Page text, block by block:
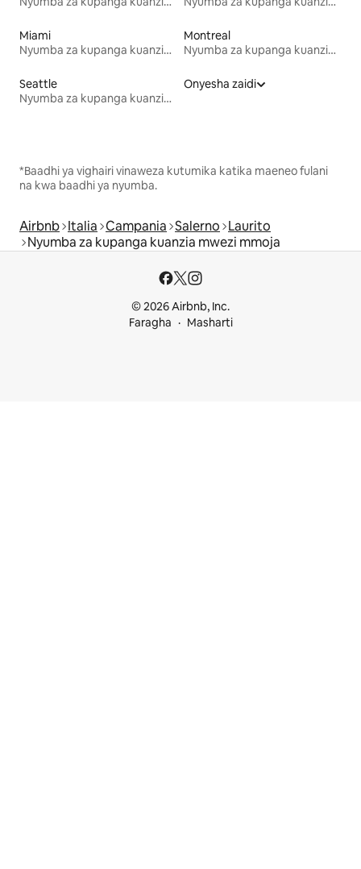
Miami
Nyumba za kupanga kuanzia mwezi mmoja
Montreal
Nyumba za kupanga kuanzia mwezi mmoja
Seattle
Nyumba za kupanga kuanzia mwezi mmoja
Onyesha zaidi
*Baadhi ya vighairi vinaweza kutumika katika maeneo fulani
na kwa baadhi ya nyumba.
Airbnb Italia Campania Salerno Laurito
Nyumba za kupanga kuanzia mwezi mmoja
© 2026 Airbnb, Inc.
Faragha
Masharti